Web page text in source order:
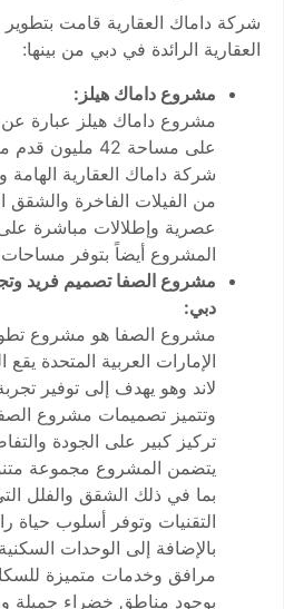
شركة داماك العقارية قامت بتطوير
العقارية الرائدة في دبي من بينها:
مشروع داماك هيلز:
مشروع داماك هيلز عبارة
على مساحة 42
شركة داماك العقارية
من الفيلات الفاخرة والشقق
عصرية وإطلالات مباشرة
المشروع أيضاً بتوفر
مشروع الصفا تصميم فريد
دبي:
مشروع الصفا هو مشروع
الإمارات العربية المتحدة
لاند وهو يهدف إلى توفير
وتتميز تصميمات مشروع
تركيز كبير على الجودة
يتضمن المشروع مجموعة
بما في ذلك الشقق والفلل
التقنيات وتوفر أسلوب حياة
بالإضافة إلى الوحدات
مرافق وخدمات متميزة
بوجود مناطق خضراء جميلة